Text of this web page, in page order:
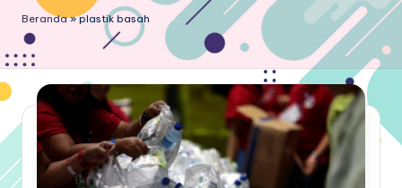
Beranda»plastik basah